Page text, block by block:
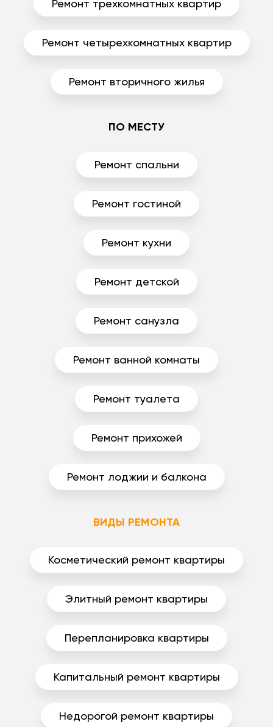
Ремонт трехкомнатных квартир
Ремонт четырехкомнатных квартир
Ремонт вторичного жилья
ПО МЕСТУ
Ремонт спальни
Ремонт гостиной
Ремонт кухни
Ремонт детской
Ремонт санузла
Ремонт ванной комнаты
Ремонт туалета
Ремонт прихожей
Ремонт лоджии и балкона
ВИДЫ РЕМОНТА
Косметический ремонт квартиры
Элитный ремонт квартиры
Перепланировка квартиры
Капитальный ремонт квартиры
Недорогой ремонт квартиры